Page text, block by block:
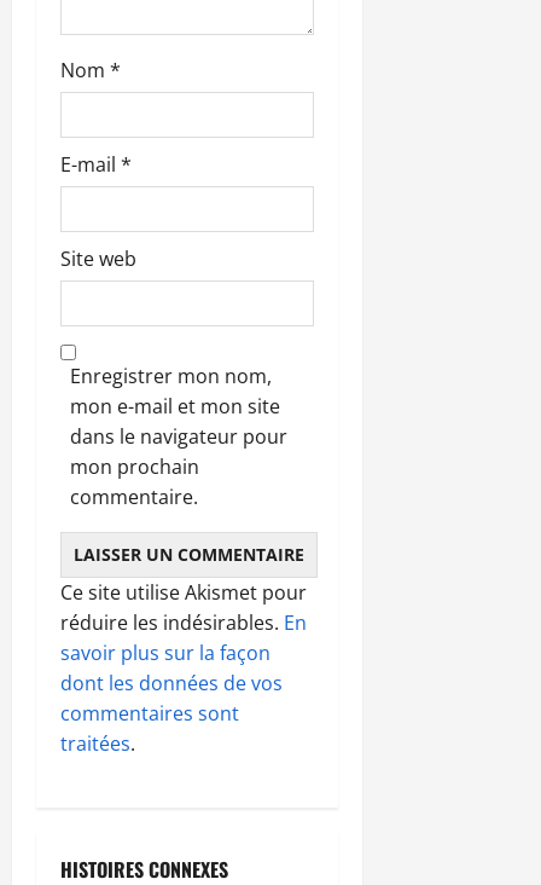
Nom *
E-mail *
Site web
Enregistrer mon nom,
mon e-mail et mon site
dans le navigateur pour
mon prochain
commentaire.
Ce site utilise Akismet pour
réduire les indésirables. En
savoir plus sur la façon
dont les données de vos
commentaires sont
traitées.
HISTOIRES CONNEXES